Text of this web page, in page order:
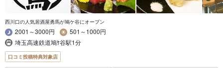
西川口の人気居酒屋勇馬が鳩ケ谷にオープン
2001～3000円
501～1000円
埼玉高速鉄道鳩ｹ谷駅1分
口コミ投稿特典対象店